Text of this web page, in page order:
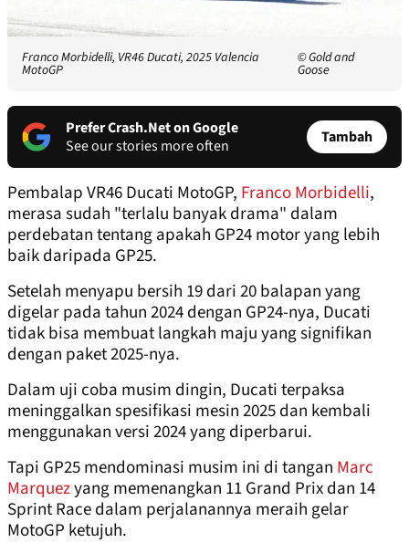
Franco Morbidelli, VR46 Ducati, 2025 Valencia
MotoGP
© Gold and
Goose
Prefer Crash.Net on Google
See our stories more often
Tambah
Pembalap VR46 Ducati MotoGP, Franco Morbidelli,
merasa sudah "terlalu banyak drama" dalam
perdebatan tentang apakah GP24 motor yang lebih
baik daripada GP25.
Setelah menyapu bersih 19 dari 20 balapan yang
digelar pada tahun 2024 dengan GP24-nya, Ducati
tidak bisa membuat langkah maju yang signifikan
dengan paket 2025-nya.
Dalam uji coba musim dingin, Ducati terpaksa
meninggalkan spesifikasi mesin 2025 dan kembali
menggunakan versi 2024 yang diperbarui.
Tapi GP25 mendominasi musim ini di tangan Marc
Marquezyang memenangkan 11 Grand Prix dan 14
Sprint Race dalam perjalanannya meraih gelar
MotoGP ketujuh.